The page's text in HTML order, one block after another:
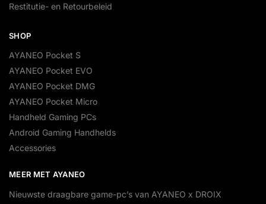
Restitutie- en Retourbeleid
SHOP
AYANEO Pocket S
AYANEO Pocket EVO
AYANEO Pocket DMG
AYANEO Pocket Micro
Handheld Gaming PCs
Android Gaming Handhelds
Accessories
MEER MET AYANEO
Nieuwste draagbare game-pc’s van AYANEO x DROIX